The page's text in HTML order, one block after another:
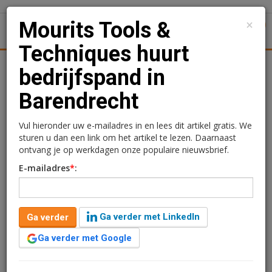
Juridisch | Fiscaal Transacties
Mourits Tools &
Techniques huurt
bedrijfspand in
Barendrecht
Redactie
10 juni 2026 om 12:25
1 minuut leestijd
Mourits Tools & Techniques heeft een langjarige
×
Mourits Tools &
Techniques huurt
bedrijfspand in
Barendrecht
Vul hieronder uw e-mailadres in en lees dit artikel gratis. We
sturen u dan een link om het artikel te lezen. Daarnaast
ontvang je op werkdagen onze populaire nieuwsbrief.
E-mailadres*:
Ga verder
Ga verder met LinkedIn
Ga verder met Google